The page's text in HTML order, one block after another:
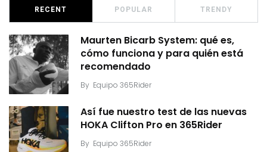
RECENT POPULAR TRENDY
Maurten Bicarb System: qué es,
cómo funciona y para quién está
recomendado
By Equipo 365Rider
Así fue nuestro test de las nuevas
HOKA Clifton Pro en 365Rider
By Equipo 365Rider